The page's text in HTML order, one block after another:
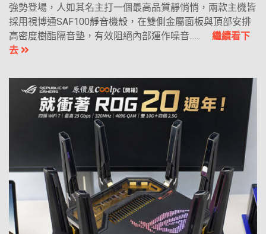
強勢登場，人如其名主打一個最高品質靜悄悄，兩款主機皆
採用視博通SAF100靜音機殼，在雙側金屬面板與頂部安排
高密度樹酯隔音墊，有效阻絕內部運作噪音...... 繼續看下
去